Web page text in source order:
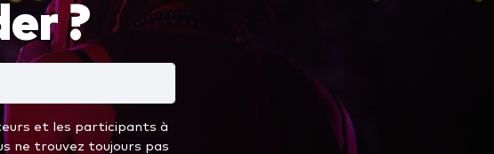
?
et les participants à
ne trouvez toujours pas